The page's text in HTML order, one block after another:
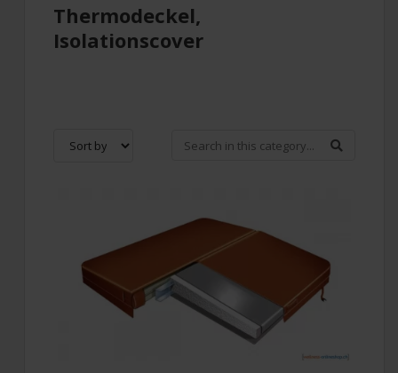
Thermodeckel,
Isolationscover